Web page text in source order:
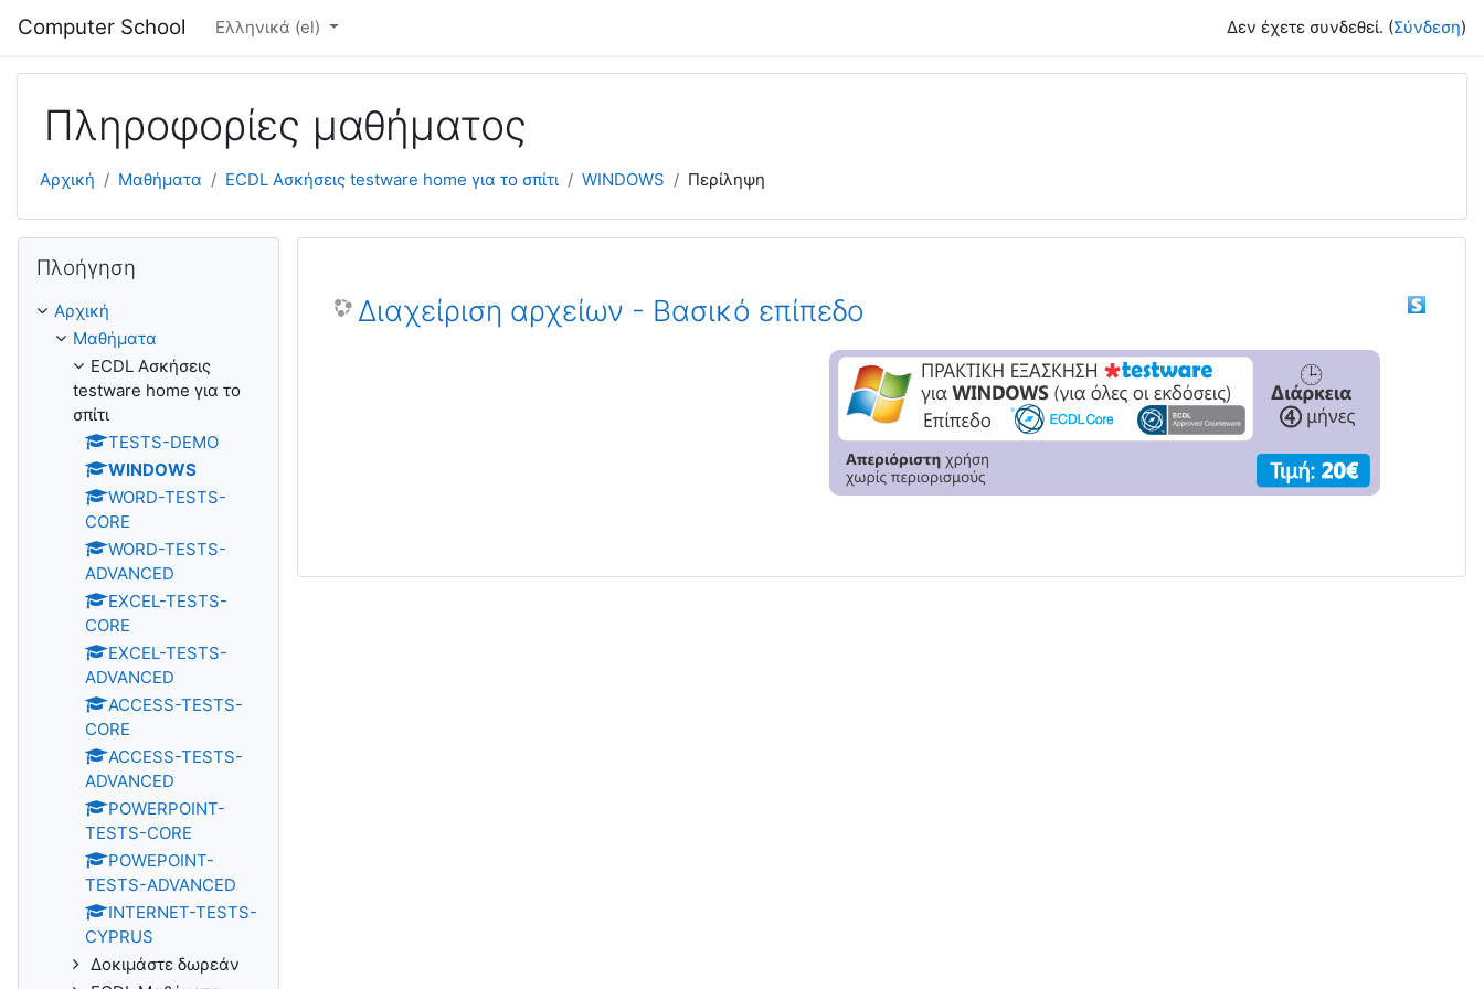
Computer School Ελληνικά ‎(el)‎ Δεν έχετε συνδεθεί. (Σύνδεση)
Πληροφορίες μαθήματος
Αρχική Μαθήματα ECDL Ασκήσεις testware home για το σπίτι WINDOWS Περίληψη
Διαχείριση αρχείων - Βασικό επίπεδο
Πλοήγηση
Αρχική
Μαθήματα
ECDL Ασκήσεις
testware home για το
σπίτι
TESTS-DEMO
WINDOWS
WORD-TESTS-
CORE
WORD-TESTS-
ADVANCED
EXCEL-TESTS-
CORE
EXCEL-TESTS-
ADVANCED
ACCESS-TESTS-
CORE
ACCESS-TESTS-
ADVANCED
POWERPOINT-
TESTS-CORE
POWEPOINT-
TESTS-ADVANCED
INTERNET-TESTS-
CYPRUS
Δοκιμάστε δωρεάν